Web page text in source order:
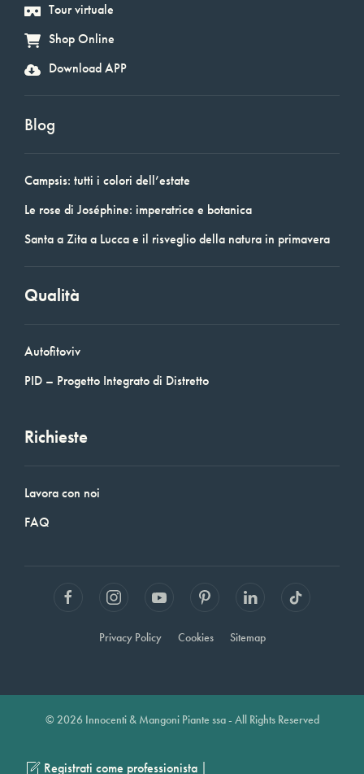
Tour virtuale
Shop Online
Download APP
Blog
Campsis: tutti i colori dell’estate
Le rose di Joséphine: imperatrice e botanica
Santa a Zita a Lucca e il risveglio della natura in primavera
Qualità
Autofitoviv
PID – Progetto Integrato di Distretto
Richieste
Lavora con noi
FAQ
Privacy Policy Cookies Sitemap
© 2026 Innocenti & Mangoni Piante ssa - All Rights Reserved
Registrati come professionista |